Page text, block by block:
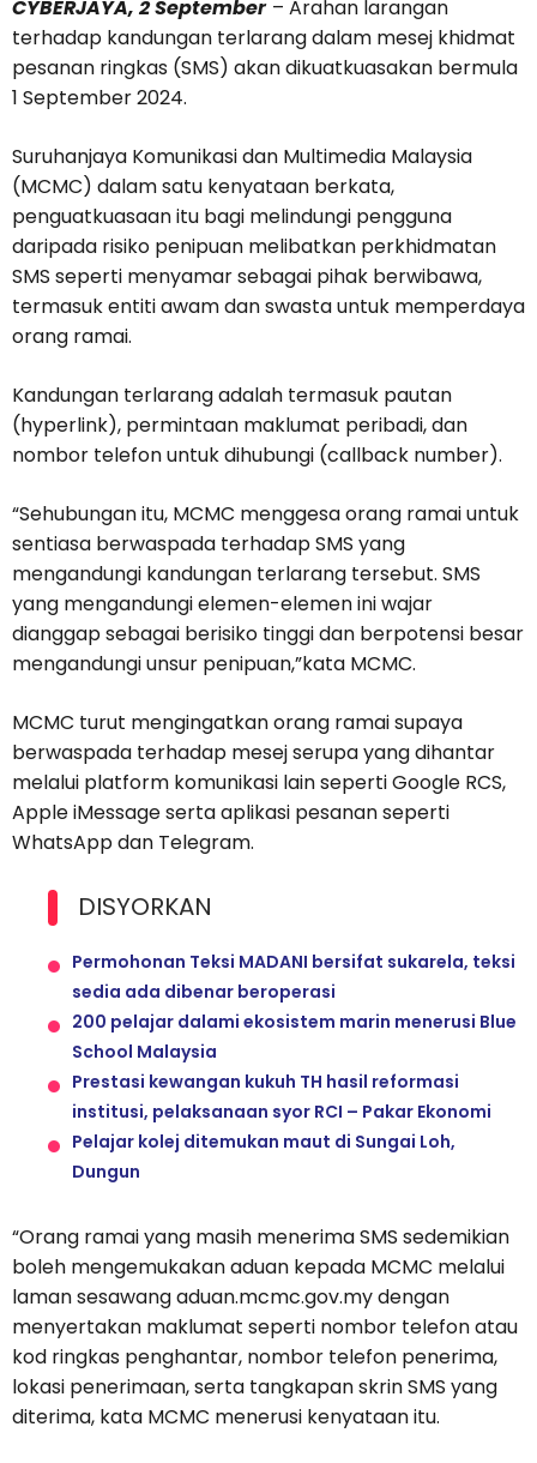
CYBERJAYA, 2 September – Arahan larangan
terhadap kandungan terlarang dalam mesej khidmat
pesanan ringkas (SMS) akan dikuatkuasakan bermula
1 September 2024.
Suruhanjaya Komunikasi dan Multimedia Malaysia
(MCMC) dalam satu kenyataan berkata,
penguatkuasaan itu bagi melindungi pengguna
daripada risiko penipuan melibatkan perkhidmatan
SMS seperti menyamar sebagai pihak berwibawa,
termasuk entiti awam dan swasta untuk memperdaya
orang ramai.
Kandungan terlarang adalah termasuk pautan
(hyperlink), permintaan maklumat peribadi, dan
nombor telefon untuk dihubungi (callback number).
“Sehubungan itu, MCMC menggesa orang ramai untuk
sentiasa berwaspada terhadap SMS yang
mengandungi kandungan terlarang tersebut. SMS
yang mengandungi elemen-elemen ini wajar
dianggap sebagai berisiko tinggi dan berpotensi besar
mengandungi unsur penipuan,”kata MCMC.
MCMC turut mengingatkan orang ramai supaya
berwaspada terhadap mesej serupa yang dihantar
melalui platform komunikasi lain seperti Google RCS,
Apple iMessage serta aplikasi pesanan seperti
WhatsApp dan Telegram.
DISYORKAN
Permohonan Teksi MADANI bersifat sukarela, teksi
sedia ada dibenar beroperasi
200 pelajar dalami ekosistem marin menerusi Blue
School Malaysia
Prestasi kewangan kukuh TH hasil reformasi
institusi, pelaksanaan syor RCI – Pakar Ekonomi
Pelajar kolej ditemukan maut di Sungai Loh,
Dungun
“Orang ramai yang masih menerima SMS sedemikian
boleh mengemukakan aduan kepada MCMC melalui
laman sesawang aduan.mcmc.gov.my dengan
menyertakan maklumat seperti nombor telefon atau
kod ringkas penghantar, nombor telefon penerima,
lokasi penerimaan, serta tangkapan skrin SMS yang
diterima, kata MCMC menerusi kenyataan itu.